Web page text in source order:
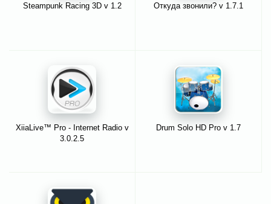
Steampunk Racing 3D v 1.2 Откуда звонили? v 1.7.1
XiiaLive™ Pro - Internet Radio v
3.0.2.5
Drum Solo HD Pro v 1.7